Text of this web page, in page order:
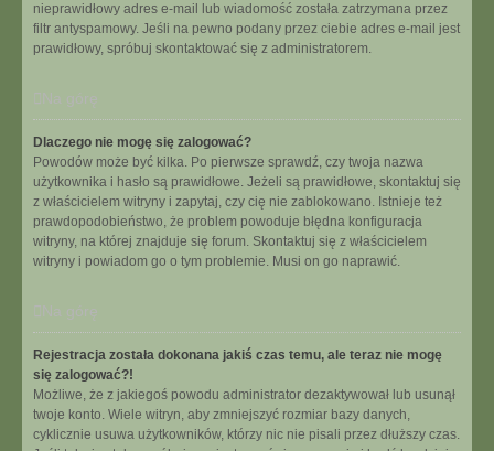
nieprawidłowy adres e-mail lub wiadomość została zatrzymana przez
filtr antyspamowy. Jeśli na pewno podany przez ciebie adres e-mail jest
prawidłowy, spróbuj skontaktować się z administratorem.
Na górę
Dlaczego nie mogę się zalogować?
Powodów może być kilka. Po pierwsze sprawdź, czy twoja nazwa
użytkownika i hasło są prawidłowe. Jeżeli są prawidłowe, skontaktuj się
z właścicielem witryny i zapytaj, czy cię nie zablokowano. Istnieje też
prawdopodobieństwo, że problem powoduje błędna konfiguracja
witryny, na której znajduje się forum. Skontaktuj się z właścicielem
witryny i powiadom go o tym problemie. Musi on go naprawić.
Na górę
Rejestracja została dokonana jakiś czas temu, ale teraz nie mogę
się zalogować?!
Możliwe, że z jakiegoś powodu administrator dezaktywował lub usunął
twoje konto. Wiele witryn, aby zmniejszyć rozmiar bazy danych,
cyklicznie usuwa użytkowników, którzy nic nie pisali przez dłuższy czas.